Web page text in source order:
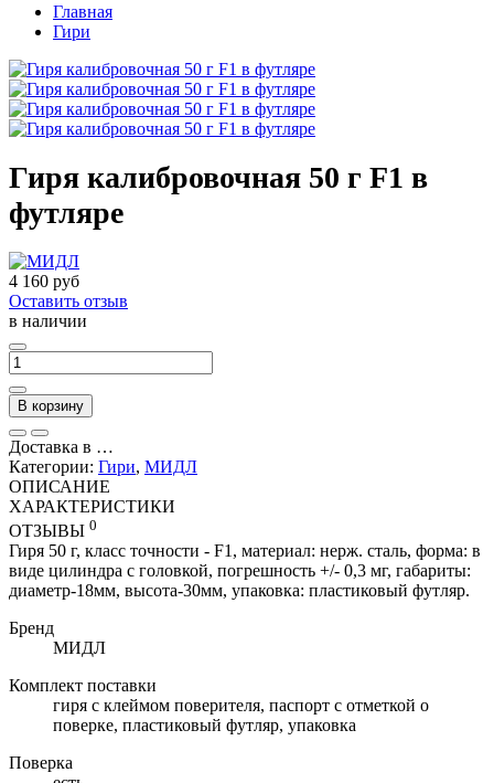
Главная
Гири
Гиря калибровочная 50 г F1 в
футляре
4 160 руб
Оставить отзыв
в наличии
В корзину
Доставка в …
Категории: Гири, МИДЛ
ОПИСАНИЕ
ХАРАКТЕРИСТИКИ
ОТЗЫВЫ 0
Гиря 50 г, класс точности - F1, материал: нерж. сталь, форма: в
виде цилиндра с головкой, погрешность +/- 0,3 мг, габариты:
диаметр-18мм, высота-30мм, упаковка: пластиковый футляр.
Бренд
МИДЛ
Комплект поставки
гиря с клеймом поверителя, паспорт с отметкой о
поверке, пластиковый футляр, упаковка
Поверка